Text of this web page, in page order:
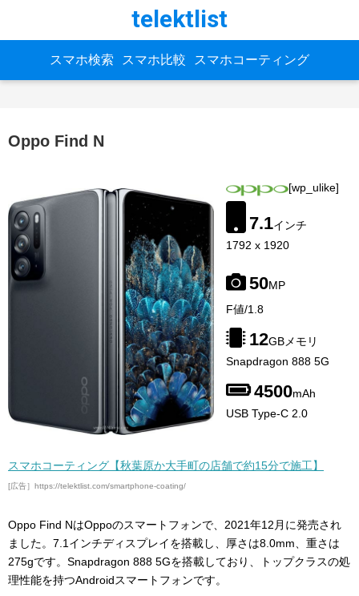
telektlist
スマホ検索 スマホ比較 スマホコーティング
Oppo Find N
image-
source:
[wp_ulike]
7.1インチ
1792 x 1920
50MP
F値/1.8
12GBメモリ
Snapdragon 888 5G
4500mAh
USB Type-C 2.0
スマホコーティング【秋葉原か大手町の店舗で約15分で施工】
[広告］https://telektlist.com/smartphone-coating/
Oppo Find NはOppoのスマートフォンで、2021年12月に発売され
ました。7.1インチディスプレイを搭載し、厚さは8.0mm、重さは
275gです。Snapdragon 888 5Gを搭載しており、トップクラスの処
理性能を持つAndroidスマートフォンです。